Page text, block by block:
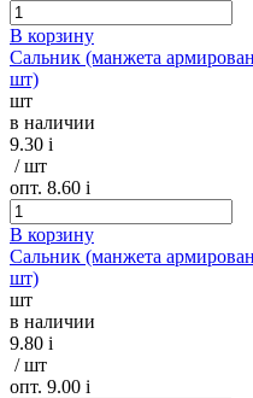
В корзину
Сальник (манжета
шт)
шт
в наличии
9.30 i
/ шт
опт. 8.60 i
В корзину
Сальник (манжета
шт)
шт
в наличии
9.80 i
/ шт
опт. 9.00 i